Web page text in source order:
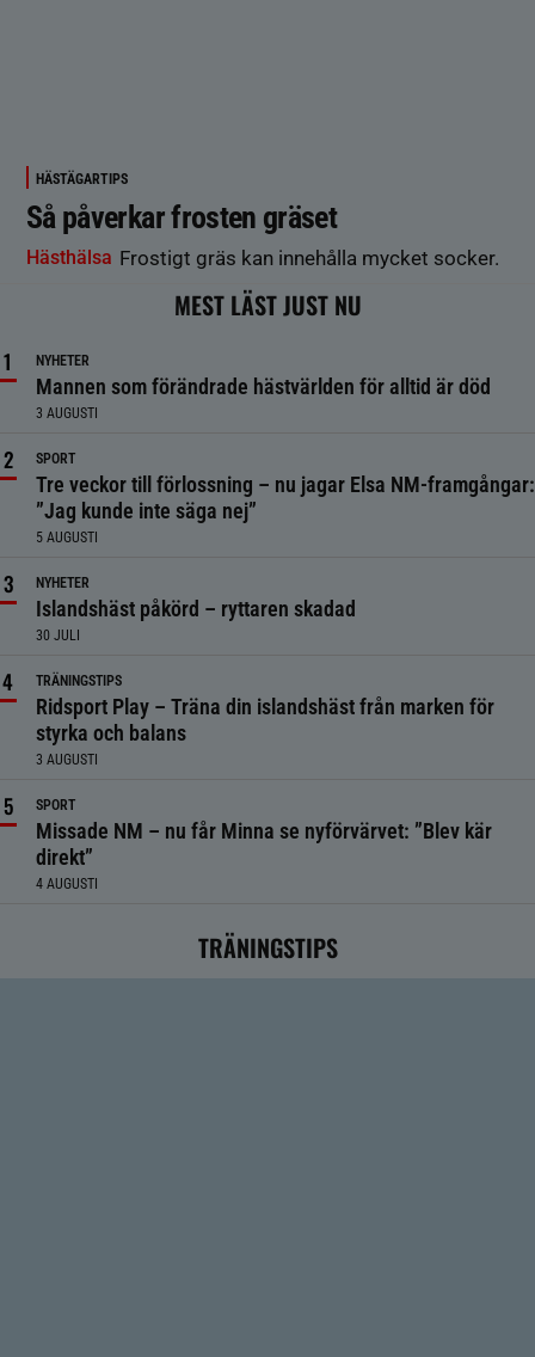
HÄSTÄGARTIPS
Så påverkar frosten gräset
Hästhälsa Frostigt gräs kan innehålla mycket socker.
MEST LÄST JUST NU
NYHETER
Mannen som förändrade hästvärlden för alltid är död
3 AUGUSTI
SPORT
Tre veckor till förlossning – nu jagar Elsa NM-framgångar:
”Jag kunde inte säga nej”
5 AUGUSTI
NYHETER
Islandshäst påkörd – ryttaren skadad
30 JULI
TRÄNINGSTIPS
Ridsport Play – Träna din islandshäst från marken för
styrka och balans
3 AUGUSTI
SPORT
Missade NM – nu får Minna se nyförvärvet: ”Blev kär
direkt”
4 AUGUSTI
TRÄNINGSTIPS